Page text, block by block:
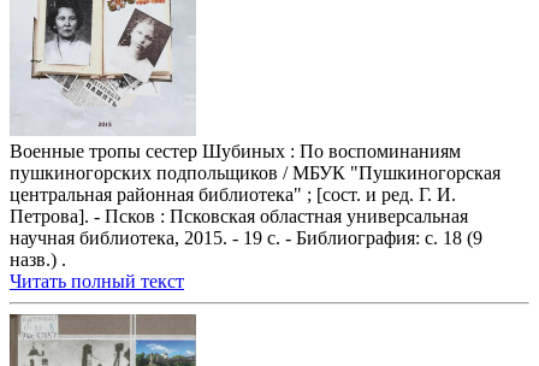
Военные тропы сестер Шубиных : По воспоминаниям
пушкиногорских подпольщиков / МБУК "Пушкиногорская
центральная районная библиотека" ; [сост. и ред. Г. И.
Петрова]. - Псков : Псковская областная универсальная
научная библиотека, 2015. - 19 с. - Библиография: с. 18 (9
назв.) .
Читать полный текст